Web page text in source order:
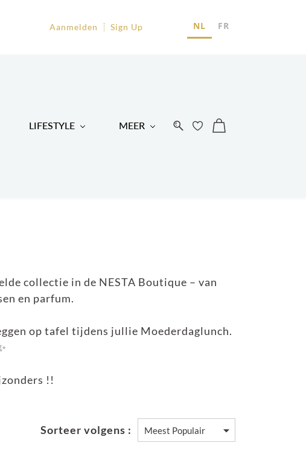
Aanmelden Sign Up NL FR
LIFESTYLE MEER
collectie in de NESTA Boutique – van
en parfum.
op tafel tijdens jullie Moederdaglunch.
!!
Sorteer volgens :